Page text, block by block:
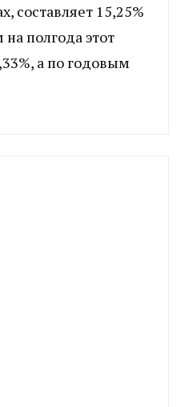
составляет 15,25%
полгода этот
а по годовым